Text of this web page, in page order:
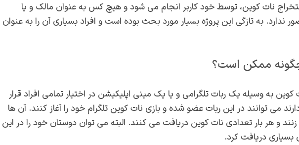
می کند که 100 درصد استخراج نات کوین، توسط خود کاربر انجام می شود و هیچ کس به عنوان مالک و یا
به تازگی این پروژه بسیار مورد بحث بوده است و افراد بسیاری آن را به عنوان
چگونه ممکن است؟
به وسیله یک ربات تلگرامی و یا یک مینی اپلیکیشن در اختیار تمامی افراد قرار
می توانند در این ربات عضو شده و بازی نات کوین تلگرام خود را آغاز کنند. آن ها
و هر بار تعدادی نات کوین دریافت می کنند. البته می توان دوستان خود را در این
بسیاری دریافت کرد.